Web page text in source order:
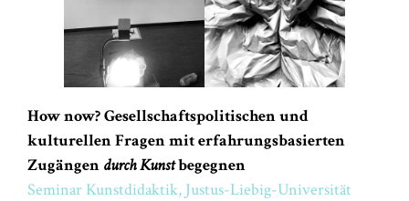
How now? Gesellschaftspolitischen und
kulturellen Fragen mit erfahrungsbasierten
Zugängen durch Kunstbegegnen
Seminar Kunstdidaktik, Justus-Liebig-Universität